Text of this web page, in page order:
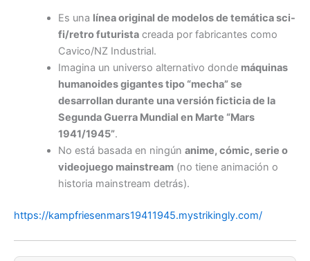
Es una línea original de modelos de temática sci-
fi/retro futuristacreada por fabricantes como
Cavico/NZ Industrial.
Imagina un universo alternativo donde máquinas
humanoides gigantes tipo “mecha” se
desarrollan durante una versión ficticia de la
Segunda Guerra Mundial en Marte “Mars
1941/1945”.
No está basada en ningún anime, cómic, serie o
videojuego mainstream(no tiene animación o
historia mainstream detrás).
https://kampfriesenmars19411945.mystrikingly.com/